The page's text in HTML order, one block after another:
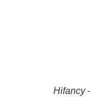
Hifancy